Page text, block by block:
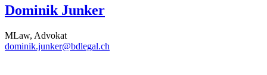
Dominik Junker
MLaw, Advokat
dominik.junker@bdlegal.ch